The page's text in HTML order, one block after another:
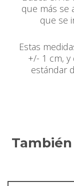
que más se
que se
Estas
+/- 1 cm, y
estándar